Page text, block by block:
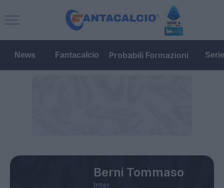
News Fantacalcio Probabili Formazioni
Berni Tommaso
Inter